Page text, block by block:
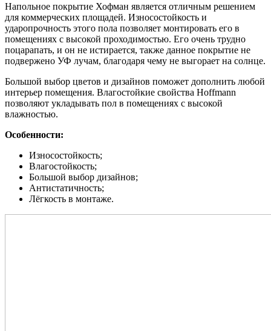
Напольное покрытие Хофман является отличным решением
для коммерческих площадей. Износостойкость и
ударопрочность этого пола позволяет монтировать его в
помещениях с высокой проходимостью. Его очень трудно
поцарапать, и он не истирается, также данное покрытие не
подвержено УФ лучам, благодаря чему не выгорает на солнце.
Большой выбор цветов и дизайнов поможет дополнить любой
интерьер помещения. Влагостойкие свойства Hoffmann
позволяют укладывать пол в помещениях с высокой
влажностью.
Особенности:
Износостойкость;
Влагостойкость;
Большой выбор дизайнов;
Антистатичность;
Лёгкость в монтаже.